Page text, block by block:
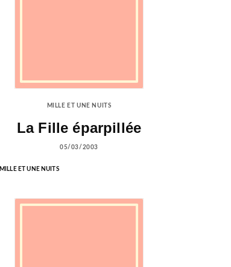
MILLE ET UNE NUITS
La Fille éparpillée
05/03/2003
MILLE ET UNE NUITS